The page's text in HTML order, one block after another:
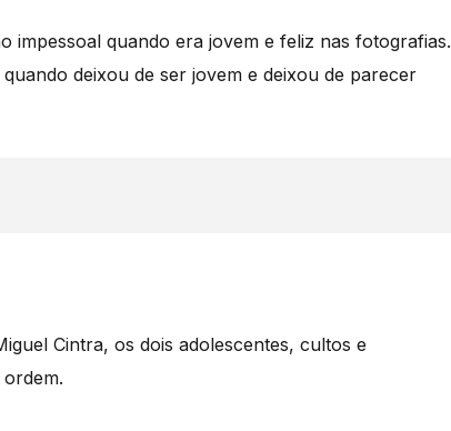
impessoal quando era jovem e feliz nas fotografias.
deixou de ser jovem e deixou de parecer
Cintra, os dois adolescentes, cultos e